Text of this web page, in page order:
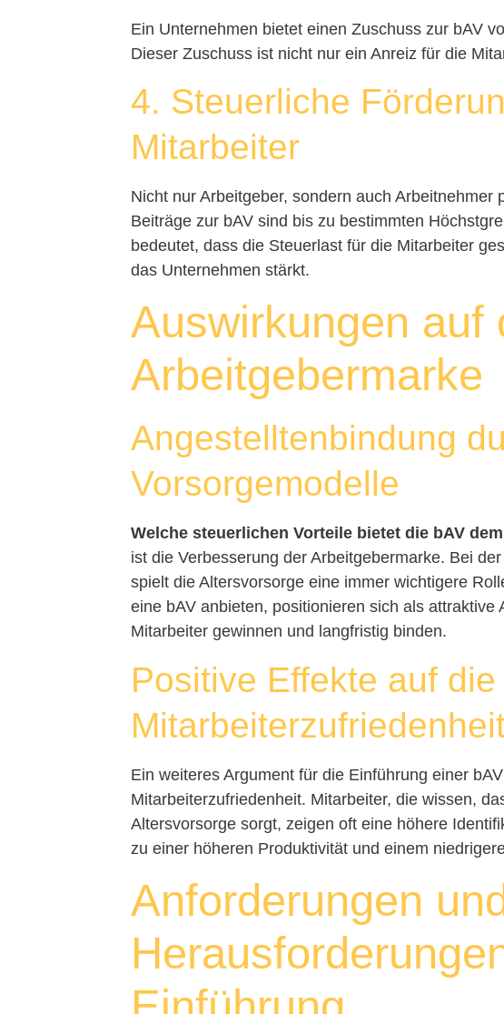
Ein Unternehmen bietet einen Zuschuss zur bAV
Dieser Zuschuss ist nicht nur ein Anreiz für die
4. Steuerliche
Mitarbeiter
Nicht nur Arbeitgeber, sondern auch Arbeitnehmer
Beiträge zur bAV sind bis zu bestimmten
bedeutet, dass die Steuerlast für die Mitarbeiter
das Unternehmen stärkt.
Auswirkungen auf
Arbeitgebermarke
Angestelltenbindung
Vorsorgemodelle
Welche steuerlichen Vorteile bietet die bAV
ist die Verbesserung der Arbeitgebermarke. Bei
spielt die Altersvorsorge eine immer wichtigere
eine bAV anbieten, positionieren sich als
Mitarbeiter gewinnen und langfristig binden.
Positive Effekte auf die
Ein weiteres Argument für die Einführung einer
Mitarbeiterzufriedenheit. Mitarbeiter, die wissen,
Altersvorsorge sorgt, zeigen oft eine höhere
zu einer höheren Produktivität und einem
Anforderungen und